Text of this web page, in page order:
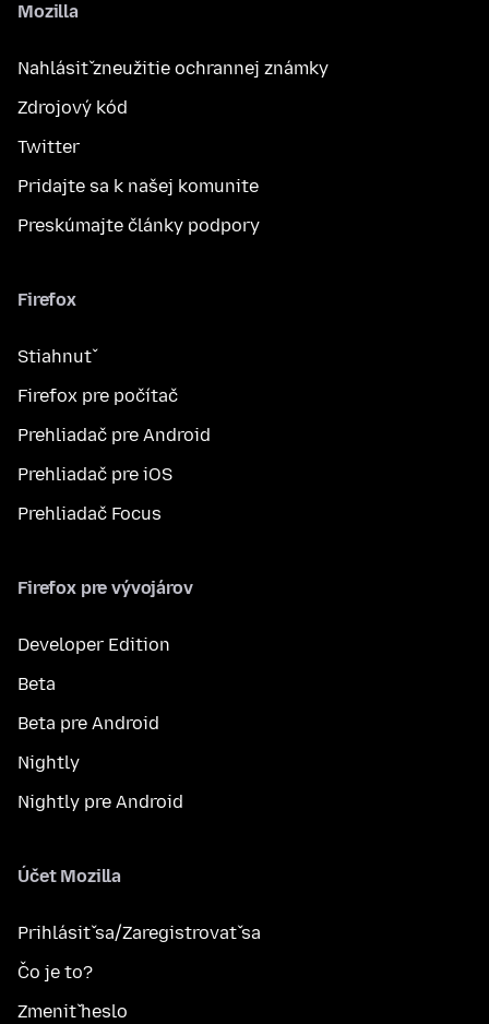
Mozilla
Nahlásiť zneužitie ochrannej známky
Zdrojový kód
Twitter
Pridajte sa k našej komunite
Preskúmajte články podpory
Firefox
Stiahnuť
Firefox pre počítač
Prehliadač pre Android
Prehliadač pre iOS
Prehliadač Focus
Firefox pre vývojárov
Developer Edition
Beta
Beta pre Android
Nightly
Nightly pre Android
Účet Mozilla
Prihlásiť sa/Zaregistrovať sa
Čo je to?
Zmeniť heslo